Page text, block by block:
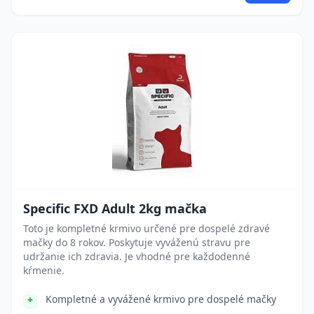
Specific FXD Adult 2kg mačka
Toto je kompletné krmivo určené pre dospelé zdravé
mačky do 8 rokov. Poskytuje vyváženú stravu pre
udržanie ich zdravia. Je vhodné pre každodenné
kŕmenie.
Kompletné a vyvážené krmivo pre dospelé mačky